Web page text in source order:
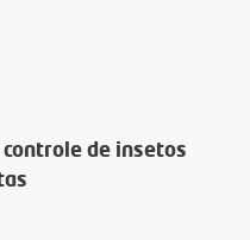
de insetos